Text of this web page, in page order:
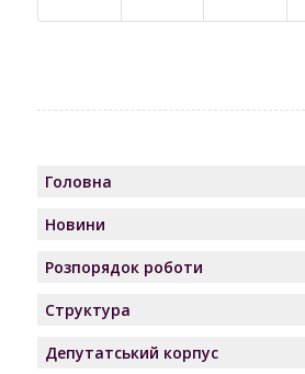
Головна
Новини
Розпорядок роботи
Структура
Депутатський корпус